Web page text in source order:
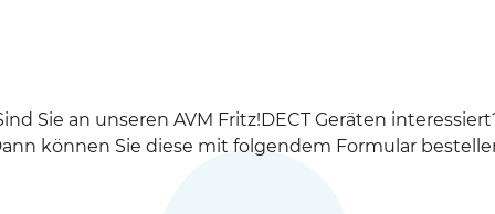
Sie an unseren AVM Fritz!DECT Geräten
können Sie diese mit folgendem Formular